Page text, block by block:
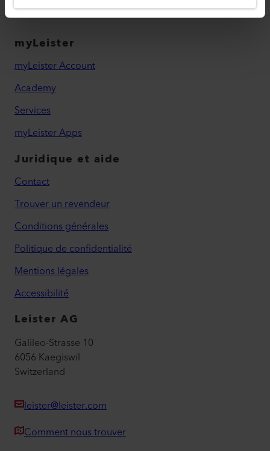
myLeister
myLeister Account
Academy
Services
myLeister Apps
Juridique et aide
Contact
Trouver un revendeur
Conditions générales
Politique de confidentialité
Mentions légales
Accessibilité
Leister AG
Galileo-Strasse 10
6056 Kaegiswil
Switzerland
leister@leister.com
Comment nous trouver